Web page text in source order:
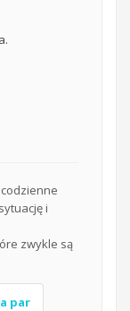
i
zwykle są
par